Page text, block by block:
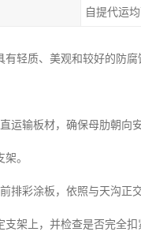
自提代运均
有轻质、美观和较好的防
直运输板材，确保母肋朝
。
前排彩涂板，依照与天沟
支架上，并检查是否完全扣